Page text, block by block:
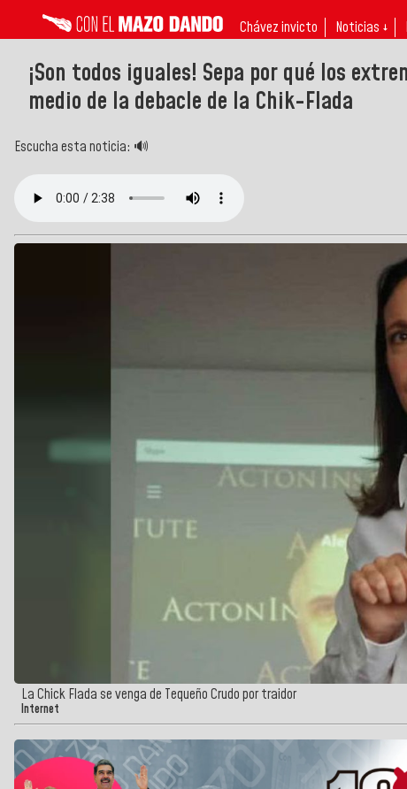
Chávez invicto Noticias ↓
¡Son todos iguales! Sepa por qué los
medio de la debacle de la Chik-Flada
Escucha esta noticia: 🔊
La Chick Flada se venga de Tequeño Crudo por traidor
Internet